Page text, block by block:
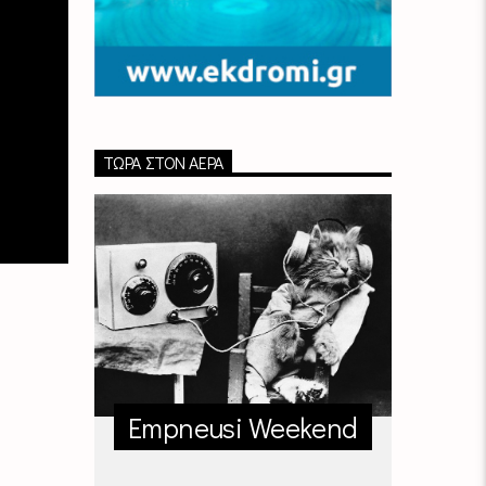
ΤΏΡΑ ΣΤΟΝ ΑΈΡΑ
Empneusi Weekend